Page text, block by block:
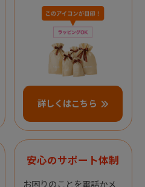
詳しくはこちら
安心のサポート体制
お困りのことを電話かメ